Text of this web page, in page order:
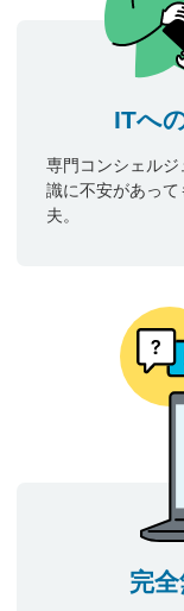
ITへ
専門コンシェル
識に不安があっ
夫。
完